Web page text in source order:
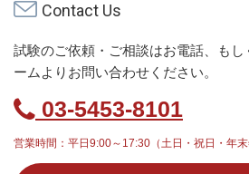
Contact Us
試験のご依頼・ご相談はお電話、もし
ームよりお問い合わせください。
03-5453-8101
営業時間：平日9:00～17:30（土日・祝日・年末